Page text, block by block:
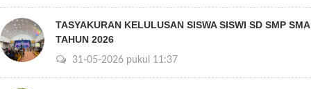
TASYAKURAN KELULUSAN SISWA SISWI SD SMP SMA
TAHUN 2026
31-05-2026 pukul 11:37